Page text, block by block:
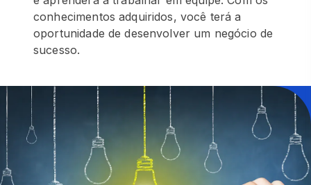
conhecimentos adquiridos, você terá a
oportunidade de desenvolver um negócio de
sucesso.